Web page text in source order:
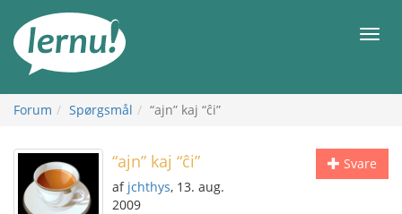
indholdet
Forum Spørgsmål “ajn” kaj “ĉi”
Svare
“ajn” kaj “ĉi”
af jchthys, 13. aug.
2009